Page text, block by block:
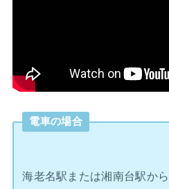
電車の場合
海老名駅または湘南台駅か